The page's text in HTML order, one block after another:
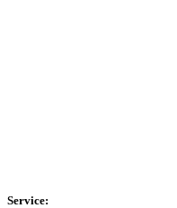
Service: